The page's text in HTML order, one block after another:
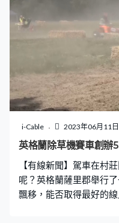
翼的角度，就可以瞬間
的速度不需要變，節省
地利當局批准可以在戶
平，結果單一旋翼滾筒
60分貝，相當於兩個人
的飛行器比起大型多軸
旋翼的概念早於一百年
度並不容易，直到近代
i-Cable 2023年06月11日
英格蘭除草機賽車創
【有線新聞】駕車在村
呢？英格蘭薩里郡舉行
飄移，能否取得最好的